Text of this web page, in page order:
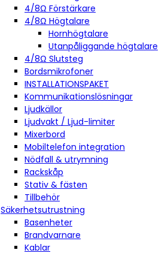
4/8Ω Förstärkare
4/8Ω Högtalare
Hornhögtalare
Utanpåliggande högtalare
4/8Ω Slutsteg
Bordsmikrofoner
INSTALLATIONSPAKET
Kommunikationslösningar
Ljudkällor
Ljudvakt / Ljud-limiter
Mixerbord
Mobiltelefon integration
Nödfall & utrymning
Rackskåp
Stativ & fästen
Tillbehör
Säkerhetsutrustning
Basenheter
Brandvarnare
Kablar